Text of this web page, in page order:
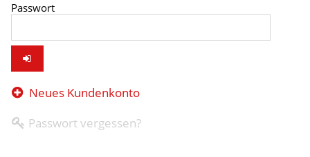
Passwort
Neues Kundenkonto
Passwort vergessen?